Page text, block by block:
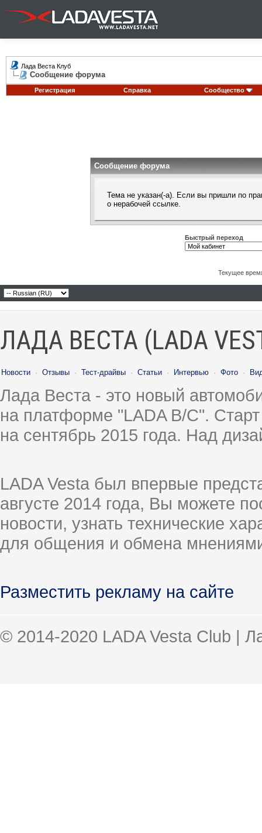
Лада Веста Клуб
Сообщение форума
Регистрация Справка Сообщество
Сообщение форума
Тема не указан(-а). Если вы пришли по
о нерабочей ссылке.
Быстрый переход
Текущее
ЛАДА ВЕСТА (LADA
Новости · Отзывы · Тест-драйвы · Статьи · Интервью · Фото ·
Лада Веста - это новый
на платформе "LADA B/C".
на сентябрь 2015 года. Над
LADA Vesta был впервые
августе 2014 года, Вы можете
новости, узнать технические
для общения и обмена
Разместить рекламу на сайте
© 2014-2020 LADA Vesta Club |